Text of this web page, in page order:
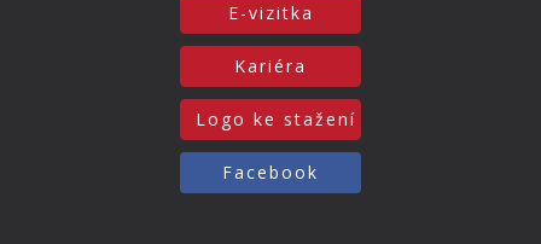
E-vizitka
Kariéra
Logo ke stažení
Facebook